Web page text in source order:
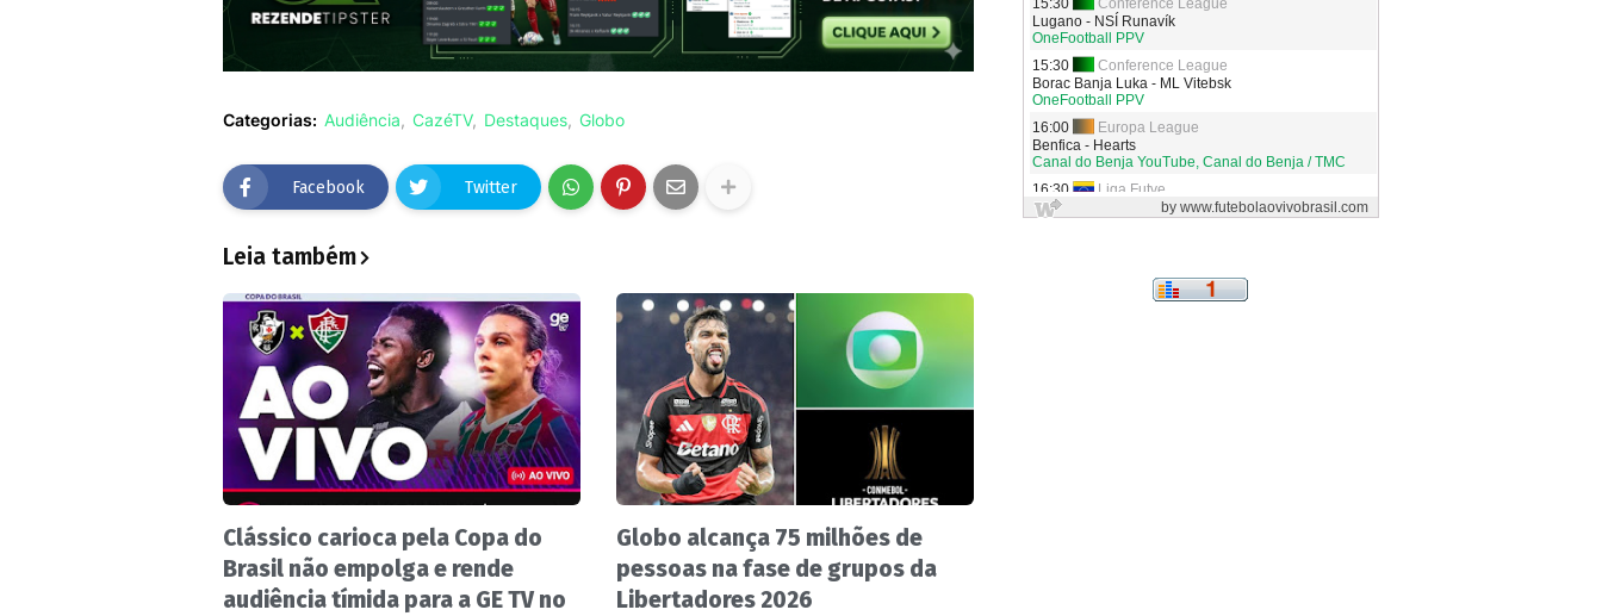
Categorias: Audiência CazéTV Destaques Globo
Facebook Twitter
Leia também
Clássico carioca pela Copa do
Brasil não empolga e rende
audiência tímida para a GE TV no
Globo alcança 75 milhões de
pessoas na fase de grupos da
Libertadores 2026